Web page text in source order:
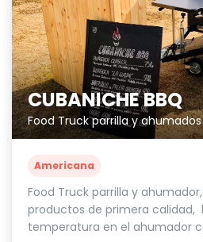
CUBANICHE BBQ
Food Truck parrilla y ahumados
Americana
Food Truck parrilla y
productos de primera calidad,
temperatura en el ahumador